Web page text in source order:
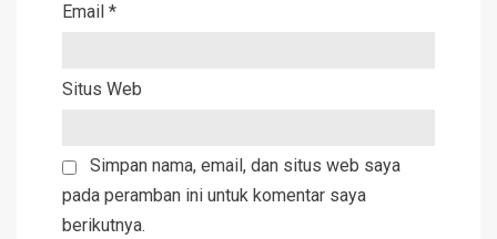
Email *
Situs Web
Simpan nama, email, dan situs web saya
pada peramban ini untuk komentar saya
berikutnya.